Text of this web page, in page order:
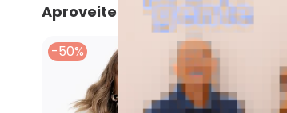
Aproveite e compre junto
-50%